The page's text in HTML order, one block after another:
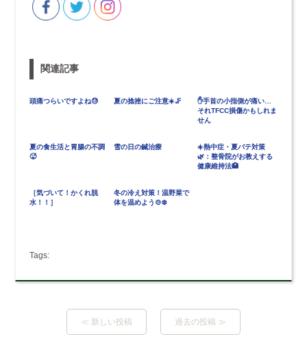
関連記事
頭痛つらいですよね😓 夏の捻挫にご注意☀️🦵
✋手首の小指側が痛い…
それTFCC損傷かもしれま
せん
夏の食生活と胃腸の不調
🥵
雪の日の鍼治療
☀️熱中症・夏バテ対策
🌿：整骨院がお教えする
健康維持法🏥
［気づいて！かくれ脱
水！！］
冬の冷え対策！温野菜で
体を温めよう🍲❄️
Tags:
≪ 新しい投稿 過去の投稿 ≫